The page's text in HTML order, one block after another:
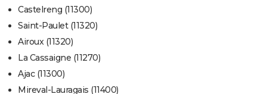
Castelreng (11300)
Saint-Paulet (11320)
Airoux (11320)
La Cassaigne (11270)
Ajac (11300)
Mireval-Lauragais (11400)